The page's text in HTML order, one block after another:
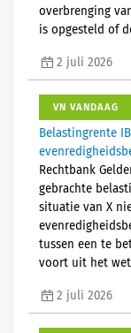
overbrenging
is opgesteld of
2 juli 2026
VN VANDAAG
Belastingrente
Rechtbank
gebrachte
situatie van X
tussen een te
voort uit het
2 juli 2026